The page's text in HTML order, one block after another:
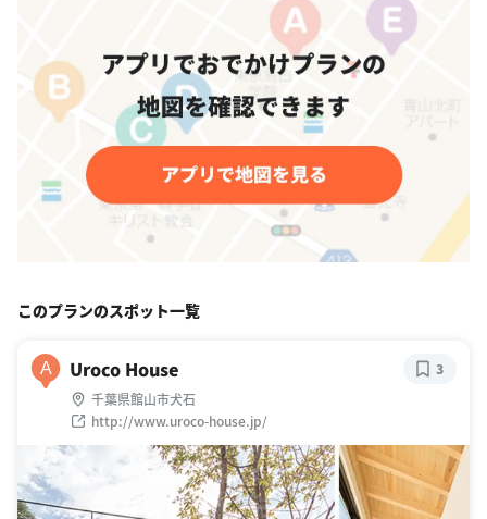
このプランのスポット一覧
A Uroco House
千葉県館山市犬石
http://www.uroco-house.jp/
3